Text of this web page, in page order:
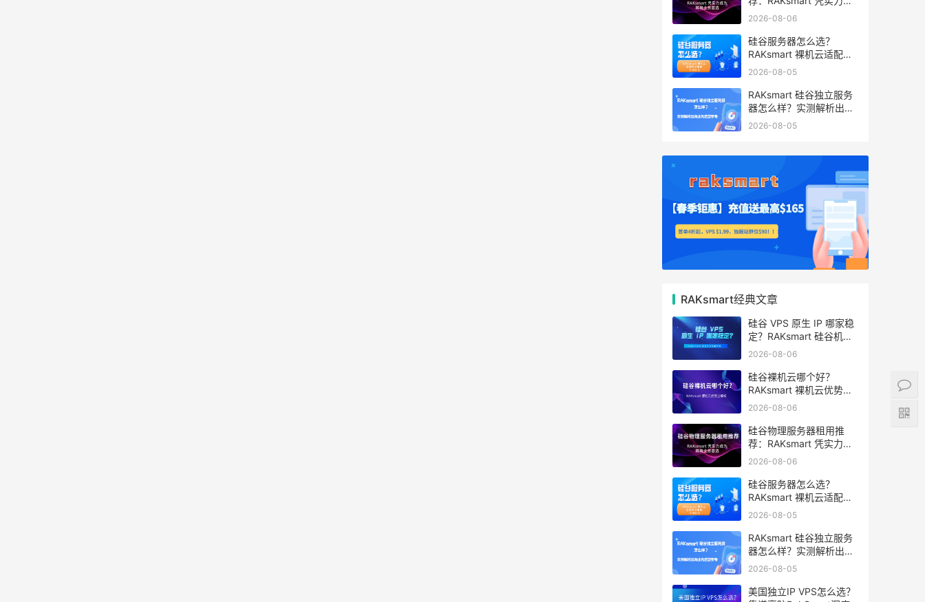
为跨境业务首选
2026-08-06
硅谷服务器怎么选？
RAKsmart 裸机云适配跨
境电商 手游后台
2026-08-05
RAKsmart 硅谷独立服务
器怎么样？实测解析出海
业务选型参考
2026-08-05
RAKsmart经典文章
硅谷 VPS 原生 IP 哪家稳
定？RAKsmart 硅谷机房
深度评测
2026-08-06
硅谷裸机云哪个好？
RAKsmart 裸机云优势全
解析
2026-08-06
硅谷物理服务器租用推
荐：RAKsmart 凭实力成
为跨境业务首选
2026-08-06
硅谷服务器怎么选？
RAKsmart 裸机云适配跨
境电商 手游后台
2026-08-05
RAKsmart 硅谷独立服务
器怎么样？实测解析出海
业务选型参考
2026-08-05
美国独立IP VPS怎么选？